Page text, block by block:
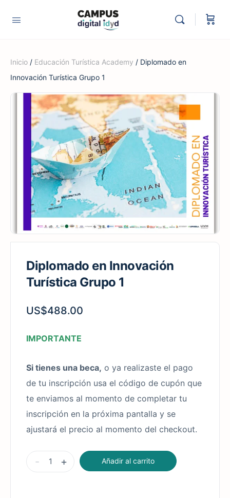
Inicio / Educación Turística Academy / Diplomado en
Innovación Turística Grupo 1
Diplomado en Innovación
Turística Grupo 1
US$488.00
IMPORTANTE
Si tienes una beca, o ya realizaste el pago
de tu inscripción usa el código de cupón que
te enviamos al momento de completar tu
inscripción en la próxima pantalla y se
ajustará el precio al momento del checkout.
- + Añadir al carrito